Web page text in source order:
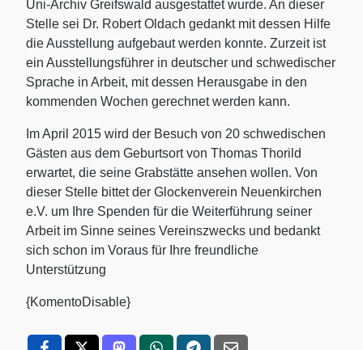
Uni-Archiv Greifswald ausgestattet wurde. An dieser
Stelle sei Dr. Robert Oldach gedankt mit dessen Hilfe
die Ausstellung aufgebaut werden konnte. Zurzeit ist
ein Ausstellungsführer in deutscher und schwedischer
Sprache in Arbeit, mit dessen Herausgabe in den
kommenden Wochen gerechnet werden kann.
Im April 2015 wird der Besuch von 20 schwedischen
Gästen aus dem Geburtsort von Thomas Thorild
erwartet, die seine Grabstätte ansehen wollen. Von
dieser Stelle bittet der Glockenverein Neuenkirchen
e.V. um Ihre Spenden für die Weiterführung seiner
Arbeit im Sinne seines Vereinszwecks und bedankt
sich schon im Voraus für Ihre freundliche
Unterstützung
{KomentoDisable}